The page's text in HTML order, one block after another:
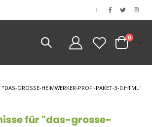
|
Cart
0Artikel
"DAS-GROSSE-HEIMWERKER-PROFI-PAKET-3-0.HTML"
für "das-grosse-